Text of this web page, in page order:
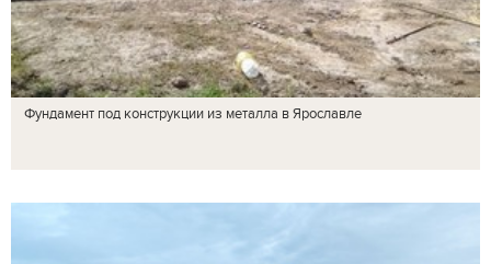
Фундамент под конструкции из металла в Ярославле